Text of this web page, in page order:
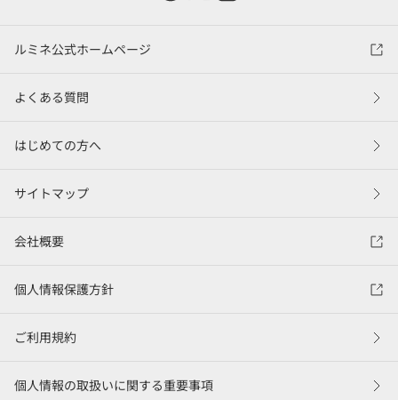
ルミネ公式ホームページ
よくある質問
はじめての方へ
サイトマップ
会社概要
個人情報保護方針
ご利用規約
個人情報の取扱いに関する重要事項